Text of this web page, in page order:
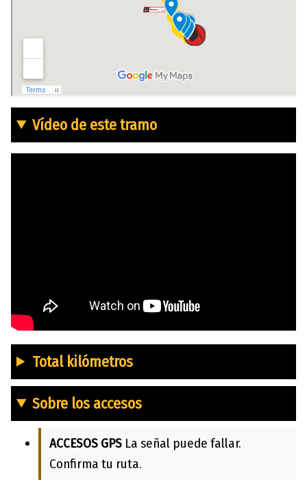
Vídeo de este tramo
Total kilómetros
Sobre los accesos
ACCESOS GPS La señal puede fallar.
Confirma tu ruta.